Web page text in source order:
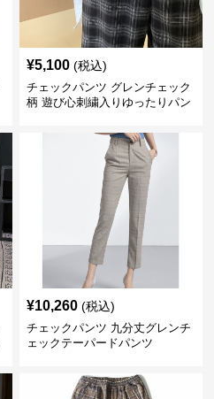
¥5,100 (税込)
チェックパンツ グレンチェック
柄 遊び心刺繍入りゆったりパン
¥10,260 (税込)
チェックパンツ 九分丈グレンチ
ェックテーパードパンツ